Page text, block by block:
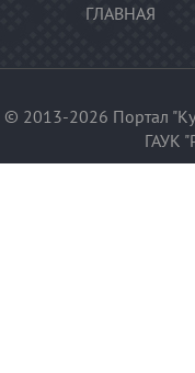
ГЛАВНАЯ
© 2013-2026 Портал
ГАУК